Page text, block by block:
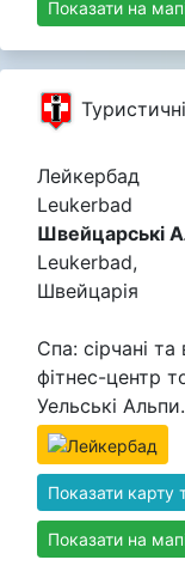
Показати на
Лейкербад
Leukerbad
Швейцарські
Leukerbad,
Швейцарія
Спа: сірчані
фітнес-центр
Уельські
Показати карту
Показати на